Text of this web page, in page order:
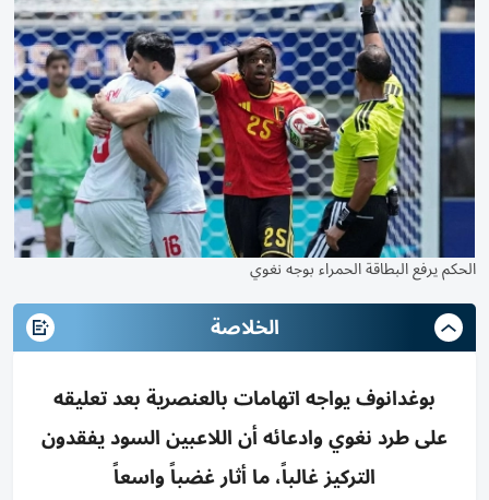
الحكم يرفع البطاقة الحمراء بوجه نغوي
الخلاصة
بوغدانوف يواجه اتهامات بالعنصرية بعد تعليقه
على طرد نغوي وادعائه أن اللاعبين السود يفقدون
التركيز غالباً، ما أثار غضباً واسعاً